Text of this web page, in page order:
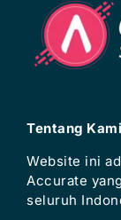
Tentang Kami
Website ini
Accurate
seluruh